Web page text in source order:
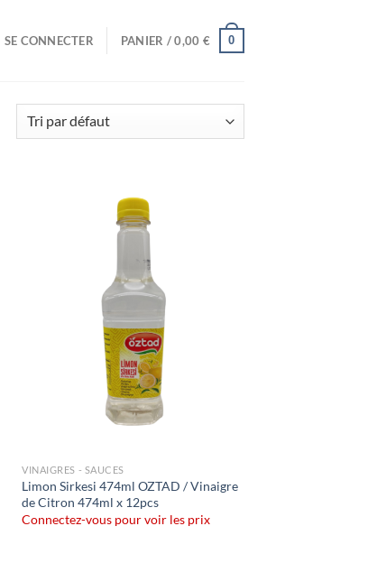
SE CONNECTER PANIER /0,00 € 0
VINAIGRES - SAUCES
Limon Sirkesi 474ml OZTAD / Vinaigre
de Citron 474ml x 12pcs
Connectez-vous pour voir les prix